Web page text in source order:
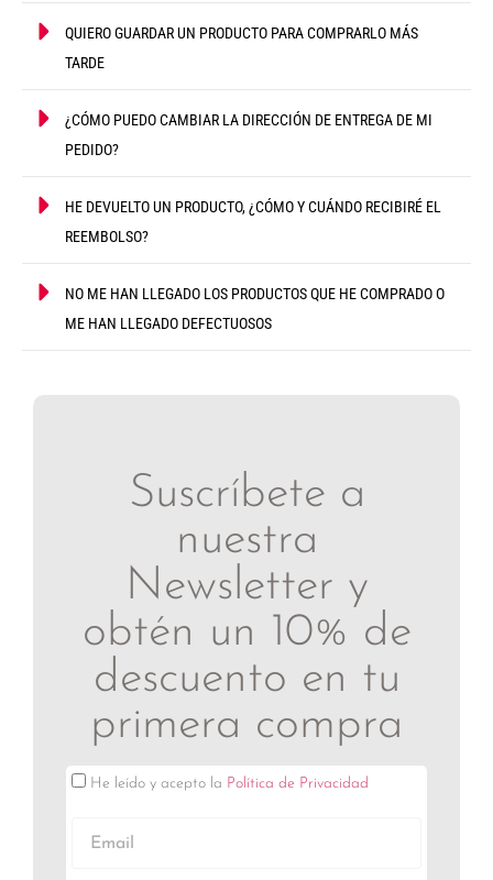
QUIERO GUARDAR UN PRODUCTO PARA COMPRARLO MÁS
TARDE
¿CÓMO PUEDO CAMBIAR LA DIRECCIÓN DE ENTREGA DE MI
PEDIDO?
HE DEVUELTO UN PRODUCTO, ¿CÓMO Y CUÁNDO RECIBIRÉ EL
REEMBOLSO?
NO ME HAN LLEGADO LOS PRODUCTOS QUE HE COMPRADO O
ME HAN LLEGADO DEFECTUOSOS
Suscríbete a
nuestra
Newsletter y
obtén un 10% de
descuento en tu
primera compra
He leído y acepto la Política de Privacidad